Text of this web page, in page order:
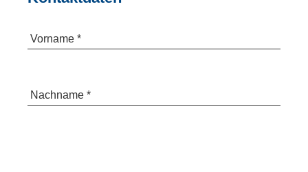
Vorname *
Nachname *